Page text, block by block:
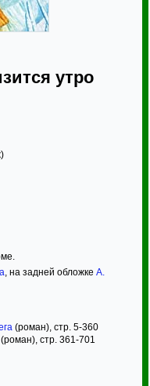
утро
, на задней обложке А.
(роман), стр. 5-360
(роман), стр. 361-701